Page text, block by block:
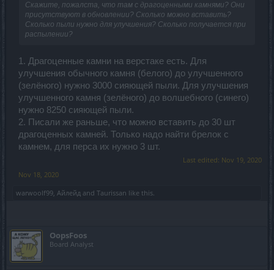
Скажите, пожалста, что там с драгоценными камнями? Они
присутствуют в обновлении? Сколько можно вставить?
Сколько пыли нужно для улучшения? Сколько получается при
распылении?
1. Драгоценные камни на верстаке есть. Для
улучшения обычного камня (белого) до улучшенного
(зелёного) нужно 3000 сияющей пыли. Для улучшения
улучшенного камня (зелёного) до волшебного (синего)
нужно 8250 сияющей пыли.
2. Писали же раньше, что можно вставить до 30 шт
драгоценных камней. Только надо найти брелок с
камнем, для перса их нужно 3 шт.
Last edited: Nov 19, 2020
Nov 18, 2020
warwoolf99 Айлейд and Taurissan like this.
OopsFoos
Board Analyst